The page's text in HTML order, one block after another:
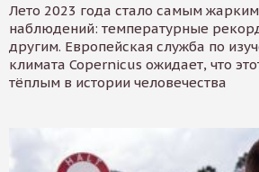
Лето 2023 года стало самым
наблюдений: температурные
другим. Европейская служба по
климата Copernicus ожидает, что
тёплым в истории человечества